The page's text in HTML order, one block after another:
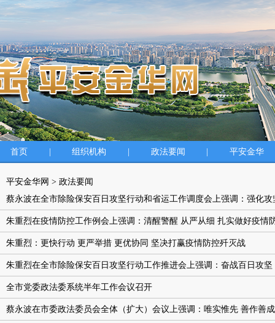
首页 组织机构 政法要闻 平安金华
平安金华网 > 政法要闻
蔡永波在全市除险保安百日攻坚行动和省运工作调度会上强调：强化
朱重烈在疫情防控工作例会上强调：清醒警醒 从严从细 扎实做好疫情
朱重烈：更快行动 更严举措 更优协同 坚决打赢疫情防控歼灭战
朱重烈在全市除险保安百日攻坚行动工作推进会上强调：奋战百日攻
全市党委政法委系统半年工作会议召开
蔡永波在市委政法委员会全体（扩大）会议上强调：唯实惟先 善作善